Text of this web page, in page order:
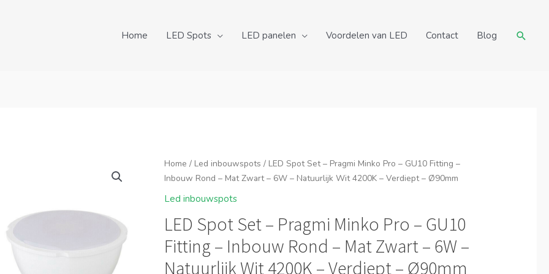
Home LED Spots LED panelen Voordelen van LED Contact Blog
Home / Led inbouwspots / LED Spot Set – Pragmi Minko Pro – GU10 Fitting –
Inbouw Rond – Mat Zwart – 6W – Natuurlijk Wit 4200K – Verdiept – Ø90mm
Led inbouwspots
LED Spot Set – Pragmi Minko Pro – GU10
Fitting – Inbouw Rond – Mat Zwart – 6W –
Natuurlijk Wit 4200K – Verdiept – Ø90mm